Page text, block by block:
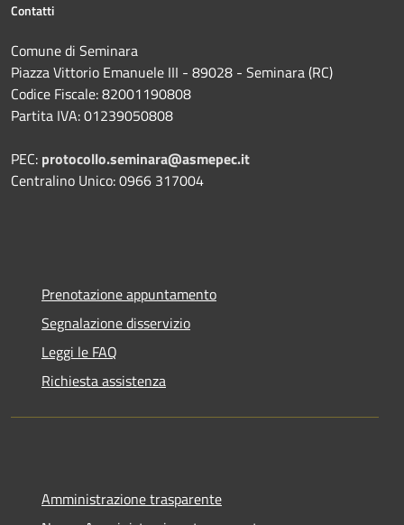
Contatti
Comune di Seminara
Piazza Vittorio Emanuele III - 89028 - Seminara (RC)
Codice Fiscale: 82001190808
Partita IVA: 01239050808
PEC: protocollo.seminara@asmepec.it
Centralino Unico: 0966 317004
Prenotazione appuntamento
Segnalazione disservizio
Leggi le FAQ
Richiesta assistenza
Amministrazione trasparente